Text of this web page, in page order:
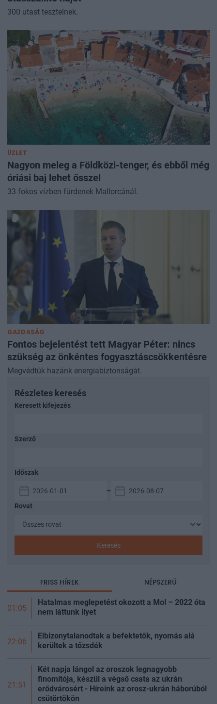
300 utast tesztelnek.
ÜZLET
Nagyon meleg a Földközi-tenger, és ebből még
óriási baj lehet ősszel
33 fokos vízben fürdenek Mallorcánál.
GAZDASÁG
Fontos bejelentést tett Magyar Péter: nincs
szükség az önkéntes fogyasztáscsökkentésre
Megvédtük hazánk energiabiztonságát.
Részletes keresés
Keresett kifejezés
Szerző
Időszak
–
Rovat
Keresés
FRISS HÍREK NÉPSZERŰ
01:05
Hatalmas meglepetést okozott a Mol – 2022 óta
nem láttunk ilyet
22:06
Elbizonytalanodtak a befektetők, nyomás alá
kerültek a tőzsdék
21:51
Két napja lángol az oroszok legnagyobb
finomítója, készül a végső csata az ukrán
erődvárosért - Híreink az orosz-ukrán háborúból
csütörtökön